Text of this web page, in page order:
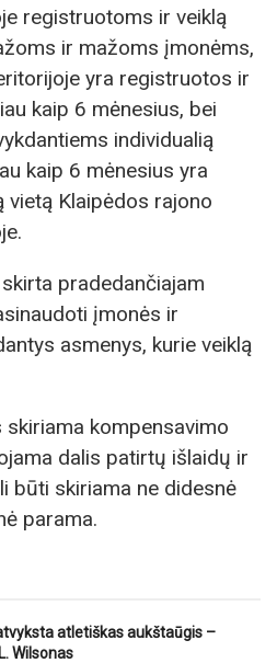
registruotoms ir veiklą
ir mažoms įmonėms,
yra registruotos ir
kaip 6 mėnesius, bei
individualią
kaip 6 mėnesius yra
vietą Klaipėdos rajono
pradedančiajam
įmonės ir
asmenys, kurie veiklą
skiriama kompensavimo
dalis patirtų išlaidų ir
būti skiriama ne didesnė
parama.
atletiškas aukštaūgis –
Wilsonas